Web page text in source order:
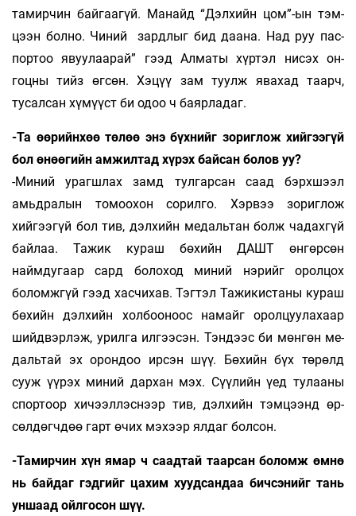
тамир­чин бай­гаагүй. Манайд “Дэлхийн цом”-ын тэм­
цээн бол­но. Чиний зардлыг бид даана. Над руу пас­
пор­тоо явуулаарай” гээд Алматы хүртэл нисэх он­
гоцны тийз өгсөн. Хэцүү зам туулж явахад таарч,
тусалсан хүмүүст би одоо ч баярладаг.
-Та өөрийнхөө төлөө энэ бүхнийг зо­риг­лож хийгээгүй
бол өнөөгийн амжилтад хүрэх байсан болов уу?
-Миний урагшлах замд тулгарсан саад бэрх­­­шээл
амьдралын томоохон сорилго. Хэр­вээ зориглож
хийгээгүй бол тив, дэлхийн ме­даль­­тан болж чадахгүй
байлаа. Тажик кураш бө­хийн ДАШТ өнгөрсөн
наймдугаар сард бо­ло­ход ми­ний нэрийг оролцох
боломжгүй гээд хас­чи­хав. Тэгтэл Тажикистаны кураш
бөхийн дэл­хийн хол­бооноос на­майг орол­цуулахаар
шийд­вэр­­лэж, урилга ил­гээ­сэн. Тэндээс би мөнгөн ме­
даль­тай эх орон­доо ир­сэн шүү. Бөхийн бүх тө­рөлд
сууж үүрэх ми­ний дархан мэх. Сүү­лийн үед тулааны
спор­тоор хичээллэснээр тив, дэл­хийн тэмцээнд өр­
сөл­дөгчдөө гарт өчих мэхээр ял­даг болсон.
-Тамирчин хүн ямар ч саадтай таарсан бо­ломж өмнө
нь байдаг гэдгийг цахим хууд­сандаа бичсэнийг тань
уншаад ойл­го­сон шүү.